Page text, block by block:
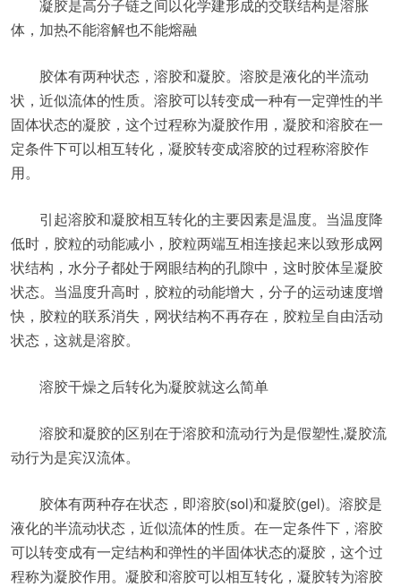
凝胶是高分子链之间以化学建形成的交联结构是溶胀
体，加热不能溶解也不能熔融
胶体有两种状态，溶胶和凝胶。溶胶是液化的半流动
状，近似流体的性质。溶胶可以转变成一种有一定弹性的半
固体状态的凝胶，这个过程称为凝胶作用，凝胶和溶胶在一
定条件下可以相互转化，凝胶转变成溶胶的过程称溶胶作
用。
引起溶胶和凝胶相互转化的主要因素是温度。当温度降
低时，胶粒的动能减小，胶粒两端互相连接起来以致形成网
状结构，水分子都处于网眼结构的孔隙中，这时胶体呈凝胶
状态。当温度升高时，胶粒的动能增大，分子的运动速度增
快，胶粒的联系消失，网状结构不再存在，胶粒呈自由活动
状态，这就是溶胶。
溶胶干燥之后转化为凝胶就这么简单
溶胶和凝胶的区别在于溶胶和流动行为是假塑性,凝胶流
动行为是宾汉流体。
胶体有两种存在状态，即溶胶(sol)和凝胶(gel)。溶胶是
液化的半流动状态，近似流体的性质。在一定条件下，溶胶
可以转变成有一定结构和弹性的半固体状态的凝胶，这个过
程称为凝胶作用。凝胶和溶胶可以相互转化，凝胶转为溶胶